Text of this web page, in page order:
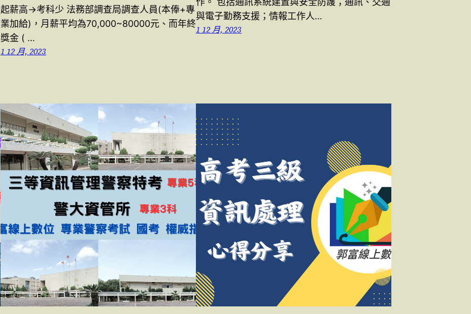
起薪高→考科少 法務部調查局調查人員(本俸+專
業加給)，月薪平均為70,000~80000元、而年終
獎金 ( …
1 12 月, 2023
與電子勤務支援；情報工作人…
1 12 月, 2023